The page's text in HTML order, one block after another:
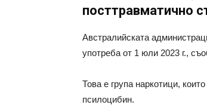
посттравматично
Австралийската
употреба от 1 юли 2023 г.,
Това е група наркотици,
псилоцибин.